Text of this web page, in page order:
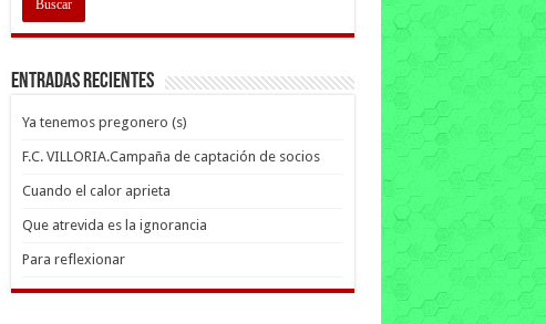
Entradas recientes
Ya tenemos pregonero (s)
F.C. VILLORIA.Campaña de captación de socios
Cuando el calor aprieta
Que atrevida es la ignorancia
Para reflexionar